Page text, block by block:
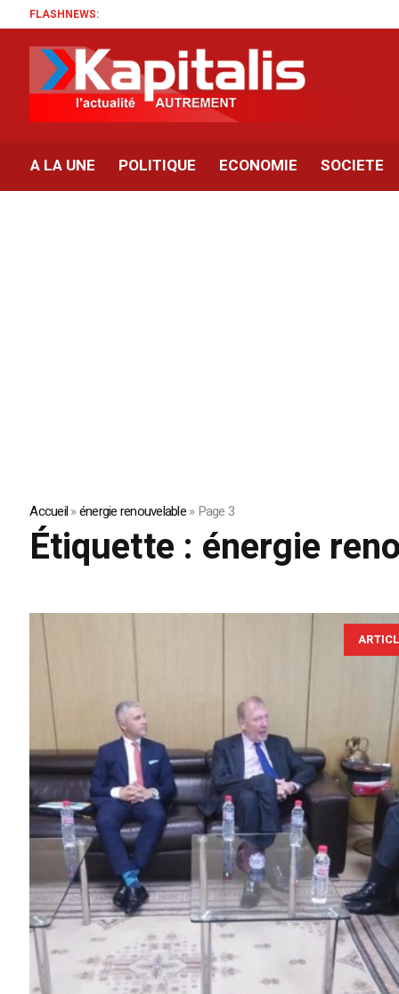
FLASHNEWS:
A LA UNE POLITIQUE ECONOMIE SOCIETE
Accueil»énergie renouvelable»Page 3
Étiquette : énergie